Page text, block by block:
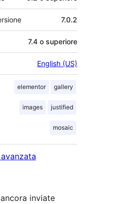
7.0.2
7.4 o superiore
English (US)
elementor gallery
images justified
mosaic
inviate